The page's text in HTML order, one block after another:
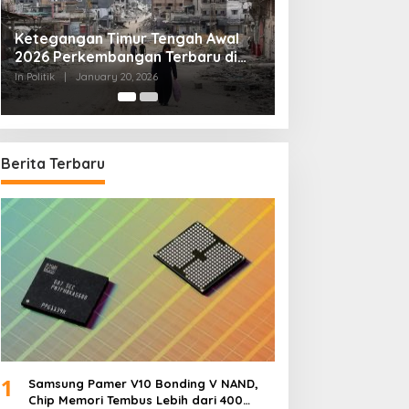
Tips Memilih Advokat yang Tepat
In Politik September 20, 2025
Berita Terbaru
1
Samsung Pamer V10 Bonding V NAND,
Chip Memori Tembus Lebih dari 400